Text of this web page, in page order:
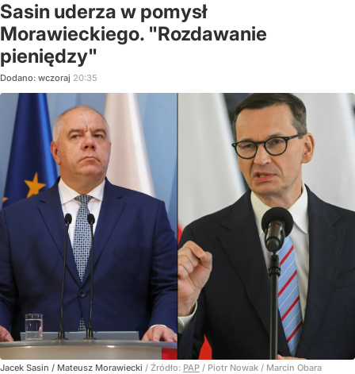
Sasin uderza w pomysł
Morawieckiego. "Rozdawanie
pieniędzy"
Dodano: wczoraj 20:35
Jacek Sasin / Mateusz Morawiecki / Źródło: PAP / Piotr Nowak / Marcin Obara